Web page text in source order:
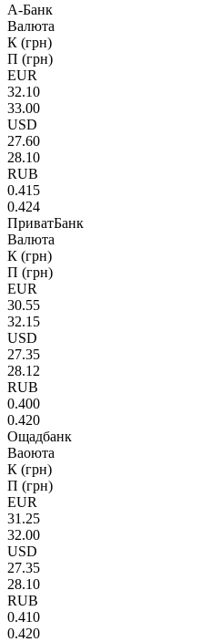
А-Банк
Валюта
К (грн)
П (грн)
EUR
32.10
33.00
USD
27.60
28.10
RUB
0.415
0.424
ПриватБанк
Валюта
К (грн)
П (грн)
EUR
30.55
32.15
USD
27.35
28.12
RUB
0.400
0.420
Ощадбанк
Ваоюта
К (грн)
П (грн)
EUR
31.25
32.00
USD
27.35
28.10
RUB
0.410
0.420